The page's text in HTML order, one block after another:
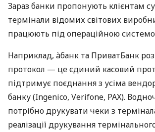
Зараз банки пропонують клієнтам
термінали відомих світових
працюють під операційною
Наприклад, àбанк та ПриватБанк
протокол — це єдиний касовий
підтримує поєднання з усіма
банку (Ingenico, Verifone, PAX).
потрібно друкувати чеки з
реалізації друкування